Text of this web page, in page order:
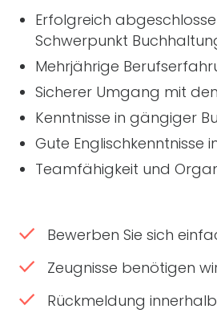
Erfolgreich
Schwerpunkt
Mehrjährige
Sicherer Umgang mit
Kenntnisse in gängiger
Gute Englischkenntnisse
Teamfähigkeit und
Bewerben Sie sich
Zeugnisse benötigen
Rückmeldung